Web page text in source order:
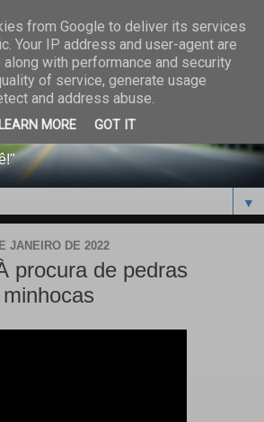
PAROQUIAL E
SALVADOR
▼
JANEIRO DE 2022
procura de pedras
from Google to deliver its services
Your IP address and user-agent are
with performance and security
of service, generate usage
and address abuse.
LEARN MORE GOT IT